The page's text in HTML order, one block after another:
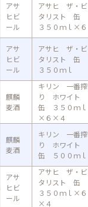
アサ
ヒビ
ール
アサヒ ザ・ビ
タリスト 缶
３５０ｍｌ×６
アサ
ヒビ
ール
アサヒ ザ・ビ
タリスト 缶
３５０ｍｌ
麒麟
麦酒
キリン 一番搾
り ホワイト
缶 ３５０ｍｌ
×６×４
麒麟
麦酒
キリン 一番搾
り ホワイト
缶 ５００ｍｌ
アサ
ヒビ
ール
アサヒ ザ・ビ
タリスト 缶
３５０ｍｌ×６
×４